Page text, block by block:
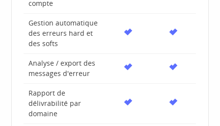
compte
Gestion automatique
des erreurs hard et
des softs
Analyse / export des
messages d'erreur
Rapport de
délivrabilité par
domaine